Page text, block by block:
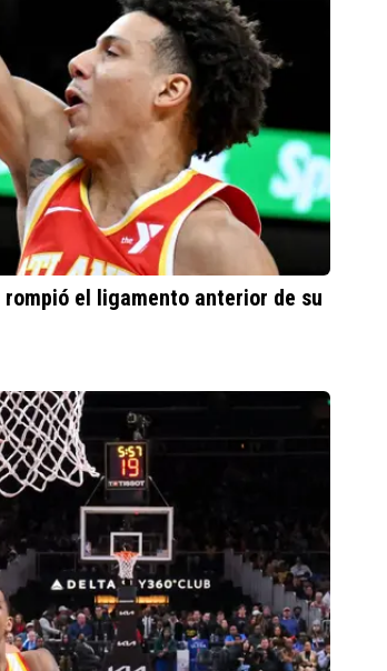
el ligamento anterior de su